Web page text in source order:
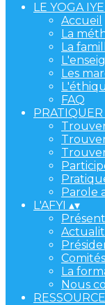
LE YOGA
Accueil
La
La
Les
FAQ
PRATIQUER
Parole
L'AFYI ▴▾
Comités
La
Nous